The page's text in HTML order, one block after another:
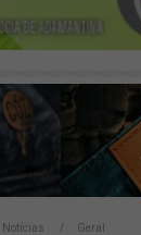
Notícias Geral